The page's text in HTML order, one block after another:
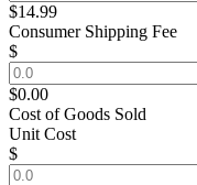
$14.99
Consumer Shipping Fee
$
$0.00
Cost of Goods Sold
Unit Cost
$